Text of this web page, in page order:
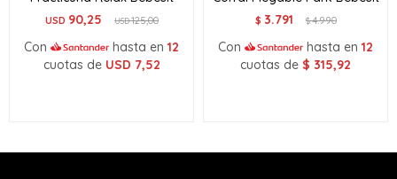
USD 90,25 USD125,00
Con hasta en 12
cuotas de USD 7,52
$ 3.791 $4.990
Con hasta en 12
cuotas de $ 315,92